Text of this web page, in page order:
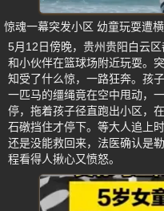
惊魂一幕突发小区 幼童玩耍遭
5月12日傍晚，贵州贵阳白云
和小伙伴在篮球场附近玩耍。
知受了什么惊，一路狂奔。孩
一匹马的缰绳竟在空中甩动，
停，拖着孩子径直跑出小区，
石礅挡住才停下。等大人追上
还是没能救回来，法医确认是
程看得人揪心又愤怒。